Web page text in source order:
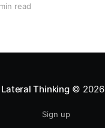
Susun Strategi Anda
read
Lateral Thinking© 2026
Sign up